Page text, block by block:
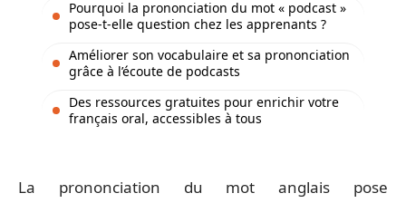
Pourquoi la prononciation du mot « podcast »
pose-t-elle question chez les apprenants ?
Améliorer son vocabulaire et sa prononciation
grâce à l’écoute de podcasts
Des ressources gratuites pour enrichir votre
français oral, accessibles à tous
La prononciation du mot anglais pose